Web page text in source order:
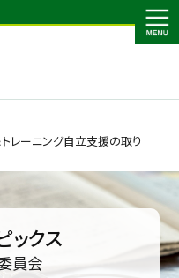
レーニング自立支援の取り
ックス
員会